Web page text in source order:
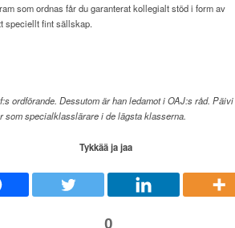
som ordnas får du garanterat kollegialt stöd i form av
speciellt fint sällskap.
ordförande. Dessutom är han ledamot i OAJ:s råd.
som specialklasslärare i de lägsta klasserna.
Tykkää ja jaa
0